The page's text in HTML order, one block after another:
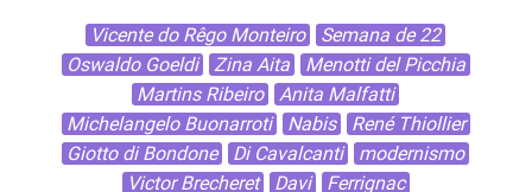
Vicente do Rêgo Monteiro
Semana de 22
Oswaldo Goeldi
Zina Aita
Menotti del Picchia
Martins Ribeiro
Anita Malfatti
Michelangelo Buonarroti
Nabis
René Thiollier
Giotto di Bondone
Di Cavalcanti
modernismo
Victor Brecheret
Davi Ferrignac